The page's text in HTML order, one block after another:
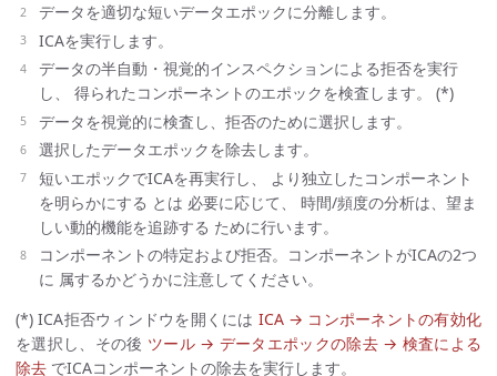
データを適切な短いデータエポックに分離します。
ICAを実行します。
データの半自動・視覚的インスペクションによる拒否を実行
し、 得られたコンポーネントのエポックを検査します。 (*)
データを視覚的に検査し、拒否のために選択します。
選択したデータエポックを除去します。
短いエポックでICAを再実行し、 より独立したコンポーネント
を明らかにする とは 必要に応じて、 時間/頻度の分析は、望ま
しい動的機能を追跡する ために行います。
コンポーネントの特定および拒否。コンポーネントがICAの2つ
に 属するかどうかに注意してください。
(*) ICA拒否ウィンドウを開くには ICA → コンポーネントの有効化
を選択し、その後 ツール → データエポックの除去 → 検査による
除去 でICAコンポーネントの除去を実行します。